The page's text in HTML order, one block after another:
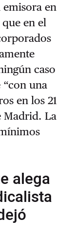
emisora en
en el
caso
una
en los 21
Madrid. La
alega